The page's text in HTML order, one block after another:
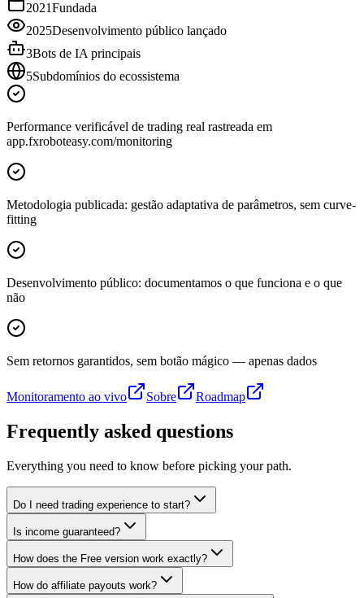
2021Fundada
2025Desenvolvimento público lançado
3Bots de IA principais
5Subdomínios do ecossistema
Performance verificável de trading real rastreada em
app.fxroboteasy.com/monitoring
Metodologia publicada: gestão adaptativa de parâmetros, sem curve-
fitting
Desenvolvimento público: documentamos o que funciona e o que
não
Sem retornos garantidos, sem botão mágico — apenas dados
Monitoramento ao vivo Sobre Roadmap
Frequently asked questions
Everything you need to know before picking your path.
Do I need trading experience to start?
Is income guaranteed?
How does the Free version work exactly?
How do affiliate payouts work?